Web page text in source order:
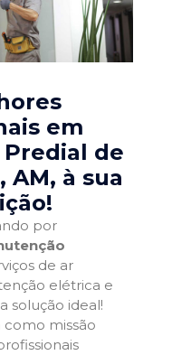
em
de
AM, à sua
por
de ar
elétrica e
solução ideal!
missão